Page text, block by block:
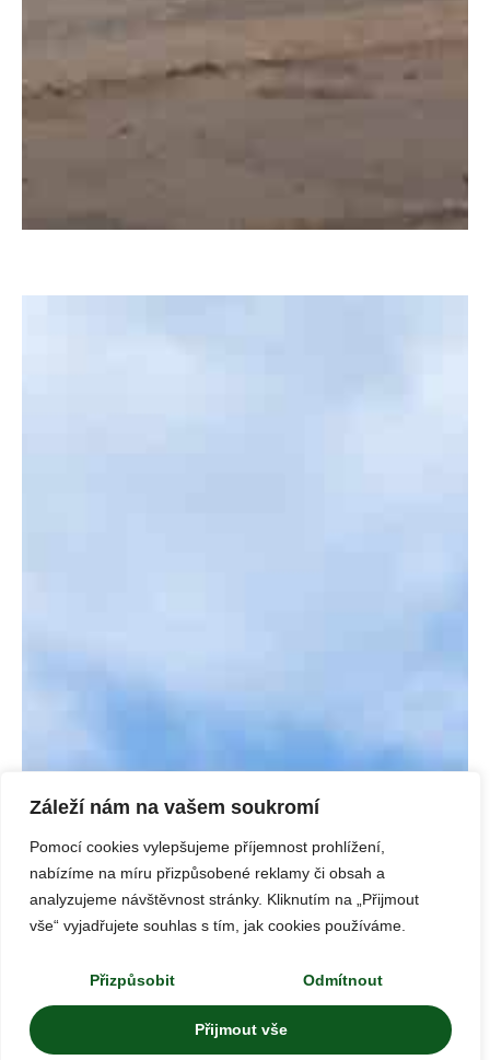
Záleží nám na vašem soukromí
Pomocí cookies vylepšujeme příjemnost prohlížení,
nabízíme na míru přizpůsobené reklamy či obsah a
analyzujeme návštěvnost stránky. Kliknutím na „Přijmout
vše“ vyjadřujete souhlas s tím, jak cookies používáme.
Přizpůsobit Odmítnout
Přijmout vše